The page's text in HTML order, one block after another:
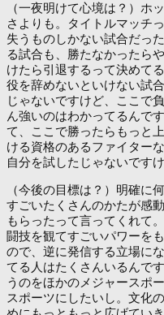
（一夜明けて心境は？）ホ
さよりも。タイトルマッチ
失うものしかない試合だっ
る試合も、勝たなかったら
けたら引退するって決めて
役を辞めないといけない試
じゃないですけど、ここで
ん強いのはわかってるんで
て、ここで勝ったらもっと
ける資格のあるファイター
自分を試したじゃないです
（今後の目標は？）明確に
すごいたくさんのかたが感
もらったって言ってくれて
闘技を観てすごいパワーを
ので、逆に発信する立場に
てる人はたくさんいるんで
うのをほかのメジャースポ
スポーツにしたいし。文化